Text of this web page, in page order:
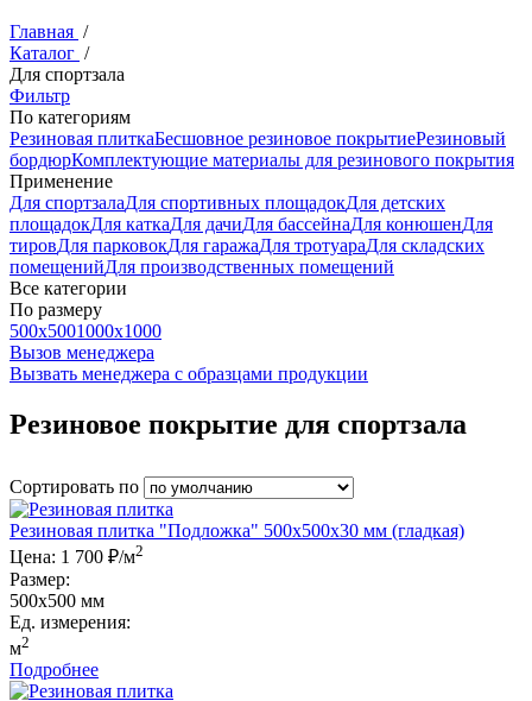
Главная /
Каталог /
Для спортзала
Фильтр
По категориям
Резиновая плиткаБесшовное резиновое покрытиеРезиновый
бордюрКомплектующие материалы для резинового покрытия
Применение
Для спортзалаДля спортивных площадокДля детских
площадокДля каткаДля дачиДля бaссейнаДля конюшенДля
тировДля парковокДля гаражаДля тротуараДля складских
помещенийДля производственных помещений
Все категории
По размеру
500x5001000x1000
Вызов менеджера
Вызвать менеджера с образцами продукции
Резиновое покрытие для спортзала
Сортировать по
Резиновая плитка "Подложка" 500x500x30 мм (гладкая)
Цена: 1 700 ₽/м2
Размер:
500x500 мм
Ед. измерения:
м2
Подробнее